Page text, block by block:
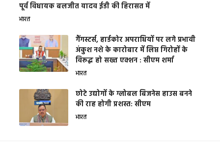
पूर्व विधायक बलजीत यादव ईडी की हिरासत में
भारत
गैंगस्टर्स, हार्डकोर अपराधियों पर लगे प्रभावी
अंकुश नशे के कारोबार में लिप्त गिरोहों के
विरूद्ध हो सख्त एक्शन : सीएम शर्मा
भारत
छोटे उद्योगों के ग्लोबल बिजनेस हाउस बनने
की राह होगी प्रशस्त: सीएम
भारत